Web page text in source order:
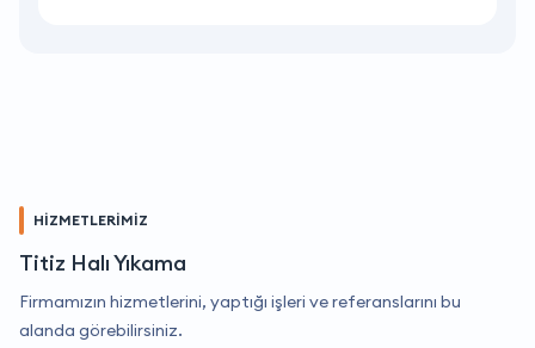
HİZMETLERİMİZ
Titiz Halı Yıkama
Firmamızın hizmetlerini, yaptığı işleri ve referanslarını bu
alanda görebilirsiniz.